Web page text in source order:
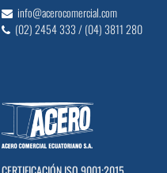
info@acerocomercial.com
(02) 2454 333 / (04) 3811 280